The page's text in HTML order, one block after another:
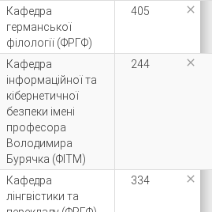
Кафедра
германської
філології (ФРГФ)
405 
Кафедра
інформаційної та
кібернетичної
безпеки імені
професора
Володимира
Бурячка (ФІТМ)
244 
Кафедра
лінгвістики та
334 